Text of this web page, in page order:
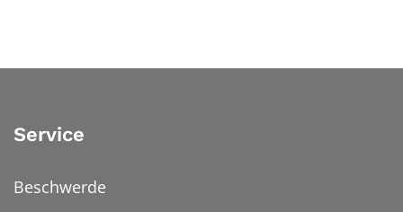
Service
Beschwerde